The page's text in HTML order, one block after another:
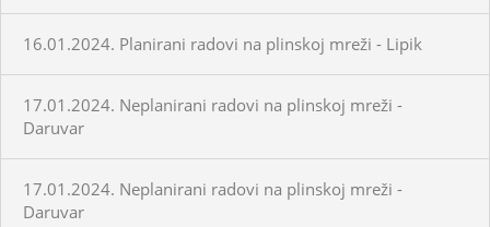
16.01.2024. Planirani radovi na plinskoj mreži - Lipik
17.01.2024. Neplanirani radovi na plinskoj mreži -
Daruvar
17.01.2024. Neplanirani radovi na plinskoj mreži -
Daruvar